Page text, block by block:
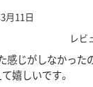
月11日
レビ
感じがしなかった
嬉しいです。